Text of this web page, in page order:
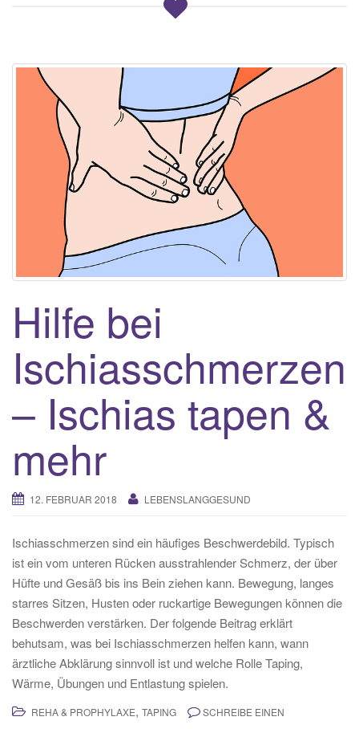
Hilfe bei
Ischiasschmerzen
– Ischias tapen &
mehr
12. FEBRUAR 2018 LEBENSLANGGESUND
Ischiasschmerzen sind ein häufiges Beschwerdebild. Typisch
ist ein vom unteren Rücken ausstrahlender Schmerz, der über
Hüfte und Gesäß bis ins Bein ziehen kann. Bewegung, langes
starres Sitzen, Husten oder ruckartige Bewegungen können die
Beschwerden verstärken. Der folgende Beitrag erklärt
behutsam, was bei Ischiasschmerzen helfen kann, wann
ärztliche Abklärung sinnvoll ist und welche Rolle Taping,
Wärme, Übungen und Entlastung spielen.
REHA & PROPHYLAXE, TAPING
SCHREIBE EINEN